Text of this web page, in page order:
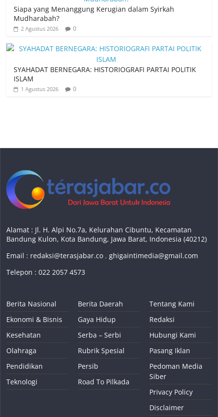
Siapa yang Menanggung Kerugian dalam Syirkah
Mudharabah?
2 Agustus 2026 0
SYAHADAT BERNEGARA: HISTORIOGRAFI PARTAI POLITIK
ISLAM
1 Agustus 2026 0
Alamat : Jl. H. Alpi No.7a, Kelurahan Cibuntu, Kecamatan
Bandung Kulon, Kota Bandung, Jawa Barat, Indonesia (40212)
Email : redaksi@terasjabar.co ,ghigaintimedia@gmail.com
Telepon : 022 2057 4573
Berita Nasional
Ekonomi & Bisnis
Kesehatan
Olahraga
Pendidikan
Teknologi
Berita Daerah
Gaya Hidup
Serba – Serbi
Rubrik Spesial
Persib
Road To Pilkada
Tentang Kami
Redaksi
Hubungi Kami
Pasang Iklan
Pedoman Media
Siber
Privacy Policy
Disclaimer